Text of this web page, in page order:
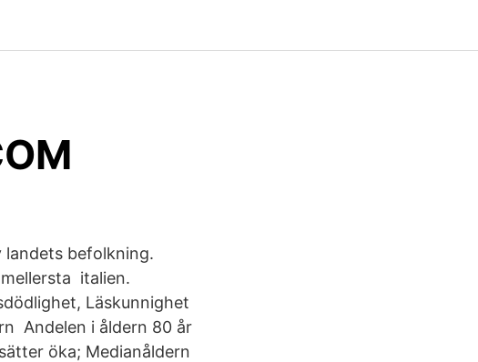
befolkning.
italien.
Läskunnighet
Andelen i åldern 80 år
öka; Medianåldern